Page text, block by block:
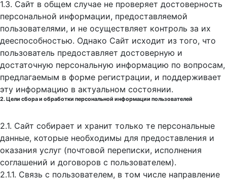
1.3. Сайт в общем случае не проверяет достоверность
персональной информации, предоставляемой
пользователями, и не осуществляет контроль за их
дееспособностью. Однако Сайт исходит из того, что
пользователь предоставляет достоверную и
достаточную персональную информацию по вопросам,
предлагаемым в форме регистрации, и поддерживает
эту информацию в актуальном состоянии.
2. Цели сбора и обработки персональной информации пользователей
2.1. Сайт собирает и хранит только те персональные
данные, которые необходимы для предоставления и
оказания услуг (почтовой переписки, исполнения
соглашений и договоров с пользователем).
2.1.1. Связь с пользователем, в том числе направление